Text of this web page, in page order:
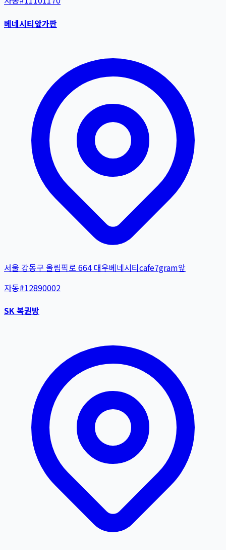
베네시티앞가판
서울 강동구 올림픽로 664 대우베네시티cafe7gram앞
자동#12890002
SK 복권방